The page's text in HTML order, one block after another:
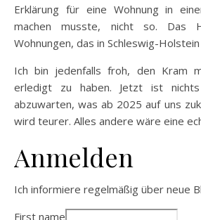
Erklärung für eine Wohnung in
machen musste, nicht so.
Wohnungen, das in Schleswig-
Ich bin jedenfalls froh, den Kram
erledigt zu haben. Jetzt ist
abzuwarten, was ab 2025 auf uns
wird teurer. Alles andere wäre eine
Anmelden
Ich informiere regelmäßig über neue
First name